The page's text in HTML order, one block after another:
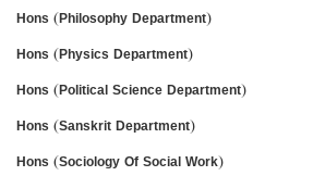
Hons (Philosophy Department)
Hons (Physics Department)
Hons (Political Science Department)
Hons (Sanskrit Department)
Hons (Sociology Of Social Work)